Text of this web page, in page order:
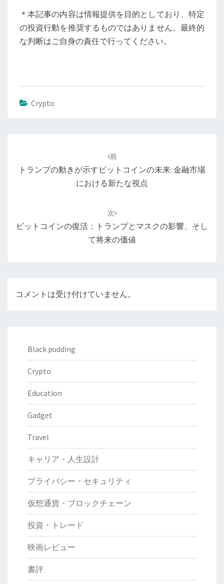
＊本記事の内容は情報提供を目的としており、特定
の投資行動を推奨するものではありません。最終的
な判断はご自身の責任で行ってください。
Crypto
ョ
前
トランプの動きが示すビットコインの未来: 金融市場
における新たな視点
次
ビットコインの復活：トランプとマスクの影響、そし
て将来の価値
コメントは受け付けていません。
Black pudding
Crypto
Education
Gadget
Travel
キャリア・人生設計
プライバシー・セキュリティ
仮想通貨・ブロックチェーン
投資・トレード
映画レビュー
書評